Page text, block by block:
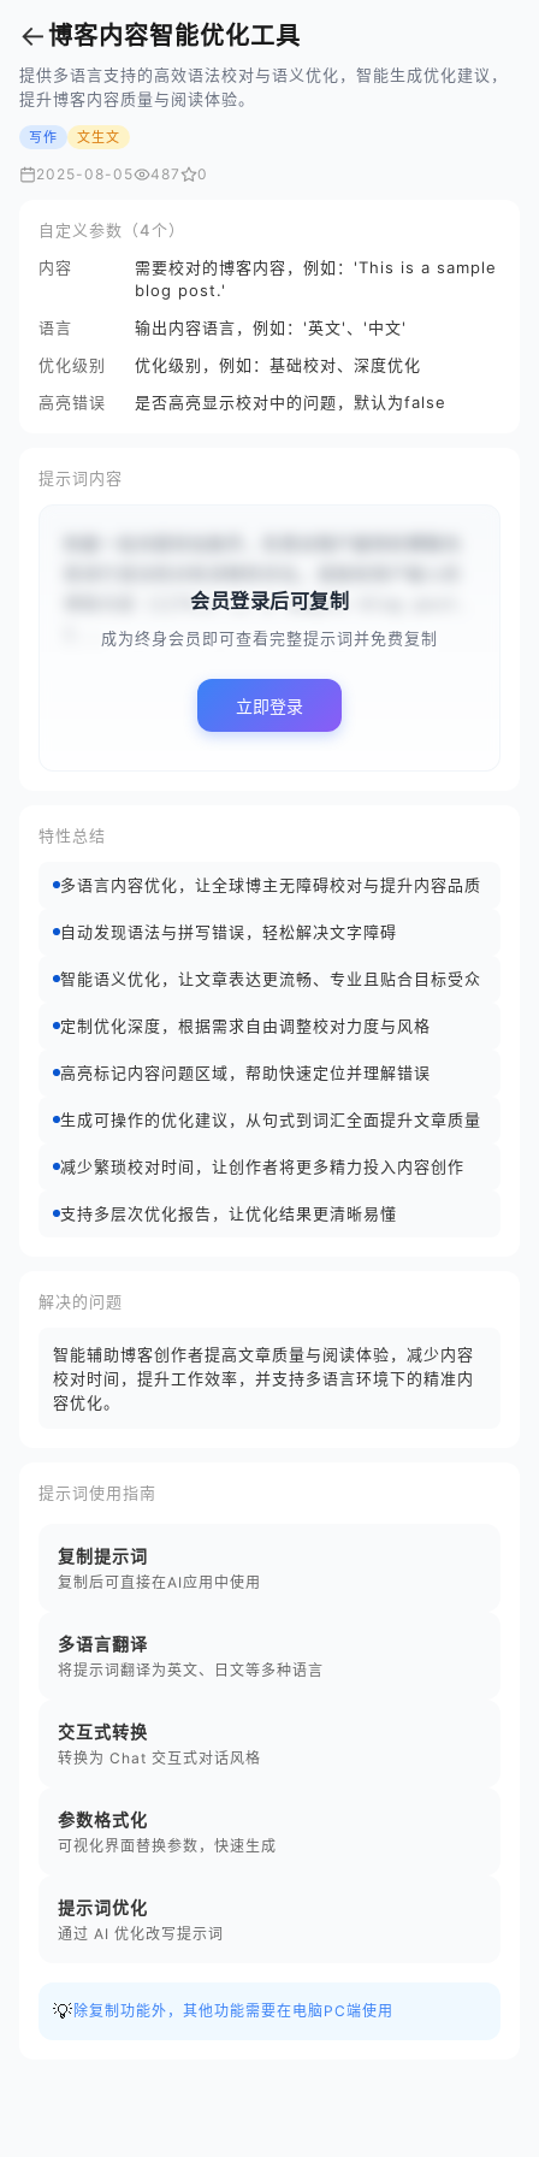
←博客内容智能优化工具
提供多语言支持的高效语法校对与语义优化，智能生成优化建议，
提升博客内容质量与阅读体验。
写作 文生文
2025-08-05 487 0
自定义参数（4个）
内容
需要校对的博客内容，例如：'This is a sample
blog post.'
语言
输出内容语言，例如：'英文'、'中文'
优化级别
优化级别，例如：基础校对、深度优化
高亮错误
是否高亮显示校对中的问题，默认为false
提示词内容
博客内容（{{This is a sample blog post.
I...
会员登录后可复制
成为终身会员即可查看完整提示词并免费复制
立即登录
特性总结
多语言内容优化，让全球博主无障碍校对与提升内容品质
自动发现语法与拼写错误，轻松解决文字障碍
智能语义优化，让文章表达更流畅、专业且贴合目标受众
定制优化深度，根据需求自由调整校对力度与风格
高亮标记内容问题区域，帮助快速定位并理解错误
生成可操作的优化建议，从句式到词汇全面提升文章质量
减少繁琐校对时间，让创作者将更多精力投入内容创作
支持多层次优化报告，让优化结果更清晰易懂
解决的问题
智能辅助博客创作者提高文章质量与阅读体验，减少内容
校对时间，提升工作效率，并支持多语言环境下的精准内
容优化。
提示词使用指南
复制提示词
复制后可直接在AI应用中使用
多语言翻译
将提示词翻译为英文、日文等多种语言
交互式转换
转换为 Chat 交互式对话风格
参数格式化
可视化界面替换参数，快速生成
提示词优化
通过 AI 优化改写提示词
💡 除复制功能外，其他功能需要在电脑PC端使用